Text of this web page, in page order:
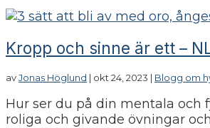
Kropp och sinne är ett –
avJonas Höglund | okt 24, 2023 | Blogg om
Hur ser du på din mentala och
roliga och givande övningar